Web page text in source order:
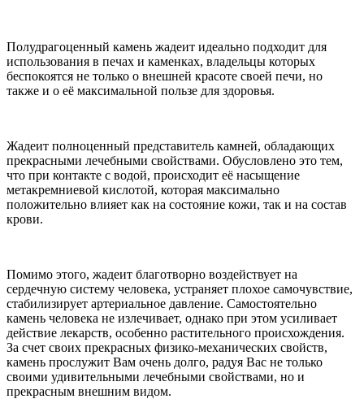
Полудрагоценный камень жадеит идеально подходит для
использования в печах и каменках, владельцы которых
беспокоятся не только о внешней красоте своей печи, но
также и о её максимальной пользе для здоровья.
Жадеит полноценный представитель камней, обладающих
прекрасными лечебными свойствами. Обусловлено это тем,
что при контакте с водой, происходит её насыщение
метакремниевой кислотой, которая максимально
положительно влияет как на состояние кожи, так и на состав
крови.
Помимо этого, жадеит благотворно воздействует на
сердечную систему человека, устраняет плохое самочувствие,
стабилизирует артериальное давление. Самостоятельно
камень человека не излечивает, однако при этом усиливает
действие лекарств, особенно растительного происхождения.
За счет своих прекрасных физико-механических свойств,
камень прослужит Вам очень долго, радуя Вас не только
своими удивительными лечебными свойствами, но и
прекрасным внешним видом.